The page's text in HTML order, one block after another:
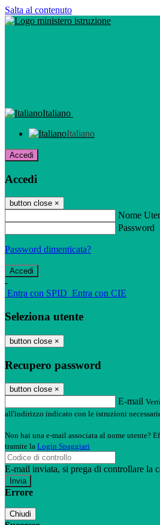
Salta al contenuto
Italiano
Italiano
Accedi
Accedi
button close ×
Nome
Password
Password dimenticata?
-
Entra con SPID Entra con CIE
Seleziona utente
button close ×
Recupero password
button close ×
E-mail
all'indirizzo indicato con le istruzioni
Non hai una e-mail associata al nome utente?
tramite la Login Spaggiari
E-mail inviata, si prega di controllare la
Errore
Chiudi